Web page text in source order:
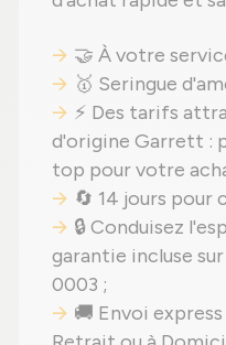
🤝 À votre
🥇 Seringue
⚡ Des tarifs
d'origine Garrett :
top pour votre
🔄 14 jours pour
🔒 Conduisez
garantie incluse
0003 ;
🚚 Envoi